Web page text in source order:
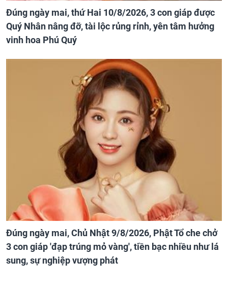
Đúng ngày mai, thứ Hai 10/8/2026, 3 con giáp được
Quý Nhân nâng đỡ, tài lộc rủng rỉnh, yên tâm hưởng
vinh hoa Phú Quý
Đúng ngày mai, Chủ Nhật 9/8/2026, Phật Tổ che chở
3 con giáp 'đạp trúng mỏ vàng', tiền bạc nhiều như lá
sung, sự nghiệp vượng phát